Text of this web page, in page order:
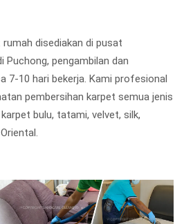
disediakan di pusat
Puchong, pengambilan dan
7-10 hari bekerja. Kami profesional
pembersihan karpet semua jenis
bulu, tatami, velvet, silk,